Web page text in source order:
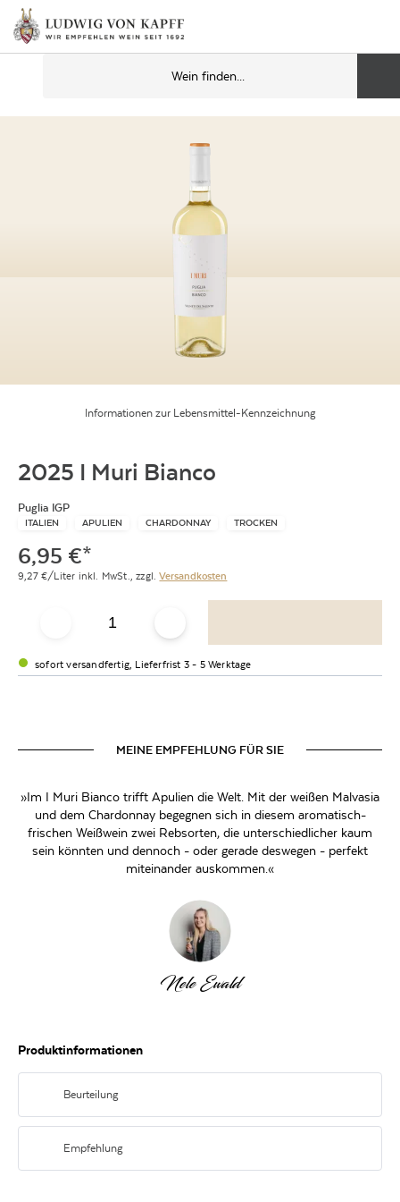
Informationen zur Lebensmittel-Kennzeichnung
2025 I Muri Bianco
Puglia IGP
ITALIEN APULIEN CHARDONNAY TROCKEN
6,95 €*
9,27 €/Liter inkl. MwSt., zzgl.Versandkosten
sofort versandfertig, Lieferfrist 3 - 5 Werktage
MEINE EMPFEHLUNG FÜR SIE
»Im I Muri Bianco trifft Apulien die Welt. Mit der weißen Malvasia
und dem Chardonnay begegnen sich in diesem aromatisch-
frischen Weißwein zwei Rebsorten, die unterschiedlicher kaum
sein könnten und dennoch - oder gerade deswegen - perfekt
miteinander auskommen.«
Nele Ewald
Produktinformationen
Beurteilung
Strohgelb mit hellen Reflektionen erstrahlt der Muri Bianco im Glas.
ImBukett erscheint er intensiv mit fruchtigen Anklängen gelber Früchte.
ImGeschmack frisch, angenehm und harmonisch mit einem spürbaren
Nachhall.
Empfehlung